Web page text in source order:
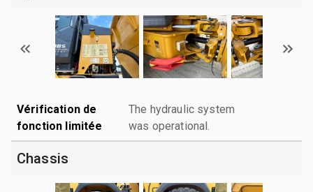
Vérification de
fonction limitée
The hydraulic system
was operational.
Chassis